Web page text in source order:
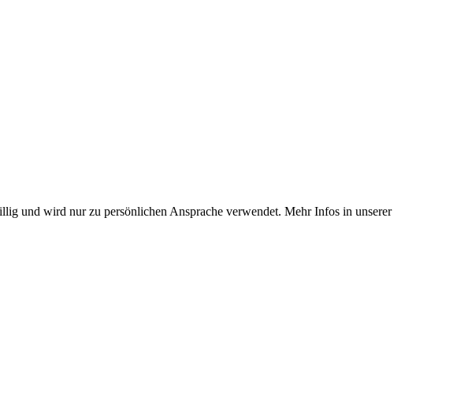
und wird nur zu persönlichen Ansprache verwendet. Mehr Infos in unserer